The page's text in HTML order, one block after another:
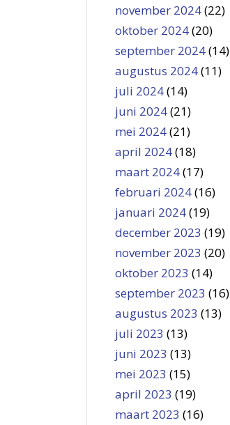
november 2024(22)
oktober 2024(20)
september 2024(14)
augustus 2024(11)
juli 2024(14)
juni 2024(21)
mei 2024(21)
april 2024(18)
maart 2024(17)
februari 2024(16)
januari 2024(19)
december 2023 (19)
november 2023 (20)
oktober 2023 (14)
september 2023 (16)
augustus 2023 (13)
juli 2023 (13)
juni 2023 (13)
mei 2023 (15)
april 2023 (19)
maart 2023 (16)